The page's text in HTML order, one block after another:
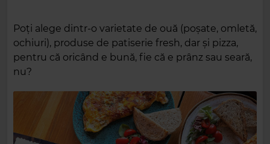
Poți alege dintr-o varietate de ouă (poșate, omletă,
ochiuri), produse de patiserie fresh, dar și pizza,
pentru că oricând e bună, fie că e prânz sau seară,
nu?